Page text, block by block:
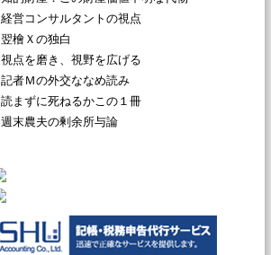
経営コンサルタントの視点
翌檜Ｘの独白
視点を磨き、視野を広げる
記者Ｍの外交ななめ読み
読まずに死ねるかこの１冊
週末農夫の剰余所与論